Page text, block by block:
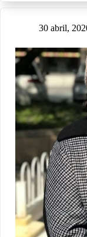
30 abril,